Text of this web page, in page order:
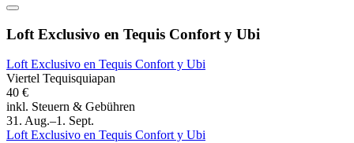
Loft Exclusivo en Tequis Confort y Ubi
Loft Exclusivo en Tequis Confort y Ubi
Viertel Tequisquiapan
40 €
inkl. Steuern & Gebühren
31. Aug.–1. Sept.
Loft Exclusivo en Tequis Confort y Ubi